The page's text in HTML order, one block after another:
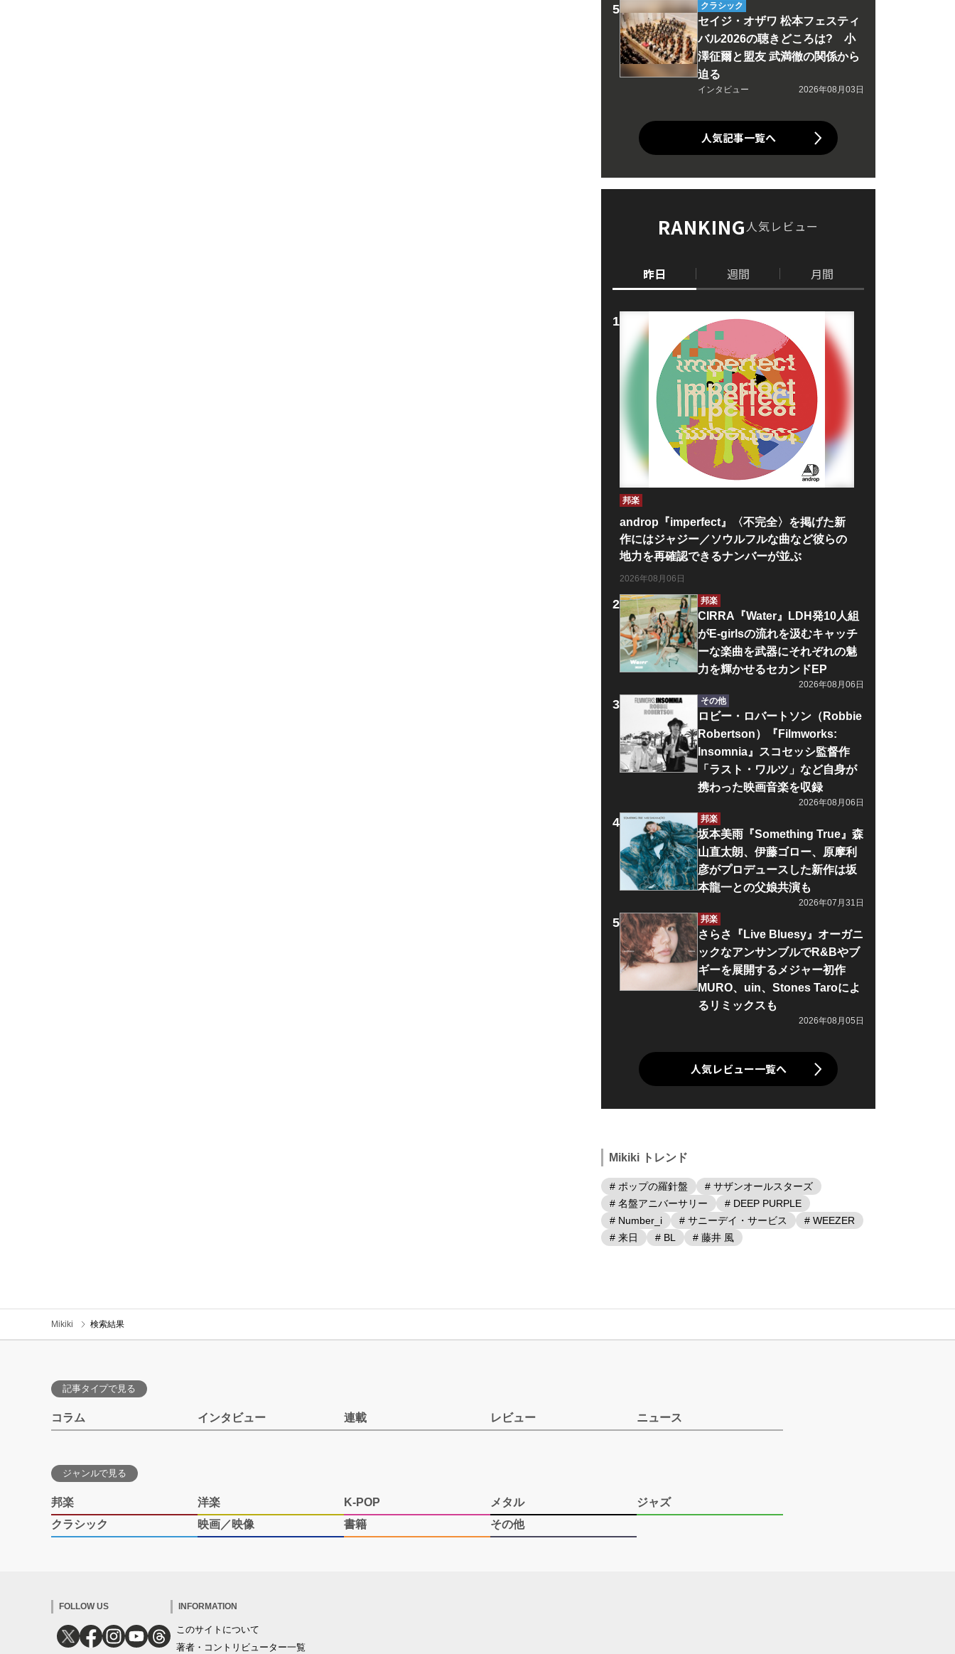
クラシック
セイジ・オザワ 松本フェスティ
バル2026の聴きどころは? 小
澤征爾と盟友 武満徹の関係から
迫る
インタビュー 2026年08月03日
人気記事一覧へ
RANKING人気レビュー
昨日 週間 月間
邦楽
androp『imperfect』〈不完全〉を掲げた新
作にはジャジー／ソウルフルな曲など彼らの
地力を再確認できるナンバーが並ぶ
2026年08月06日
邦楽
CIRRA『Water』LDH発10人組
がE-girlsの流れを汲むキャッチ
ーな楽曲を武器にそれぞれの魅
力を輝かせるセカンドEP
2026年08月06日
その他
ロビー・ロバートソン（Robbie
Robertson）『Filmworks:
Insomnia』スコセッシ監督作
「ラスト・ワルツ」など自身が
携わった映画音楽を収録
2026年08月06日
邦楽
坂本美雨『Something True』森
山直太朗、伊藤ゴロー、原摩利
彦がプロデュースした新作は坂
本龍一との父娘共演も
2026年07月31日
邦楽
さらさ『Live Bluesy』オーガニ
ックなアンサンブルでR&Bやブ
ギーを展開するメジャー初作
MURO、uin、Stones Taroによ
るリミックスも
2026年08月05日
人気レビュー一覧へ
Mikiki トレンド
# ポップの羅針盤
# サザンオールスターズ
# 名盤アニバーサリー
# DEEP PURPLE
# Number_i
# サニーデイ・サービス
# WEEZER
# 来日
# BL # 藤井 風
Mikiki 検索結果
記事タイプで見る
コラム インタビュー 連載 レビュー ニュース
ジャンルで見る
邦楽 洋楽 K-POP メタル
ジャズ
クラシック
映画／映像 書籍 その他
FOLLOW US INFORMATION
このサイトについて
著者・コントリビューター一覧